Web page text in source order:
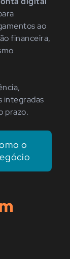
ao
financeira,
integradas
prazo.
o